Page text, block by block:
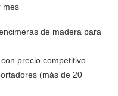
mes
de madera para
precio competitivo
(más de 20